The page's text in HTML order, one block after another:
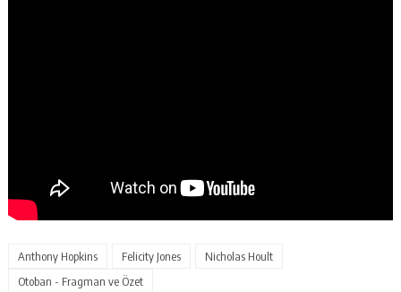
Anthony Hopkins Felicity Jones
Nicholas Hoult
Otoban - Fragman ve Özet